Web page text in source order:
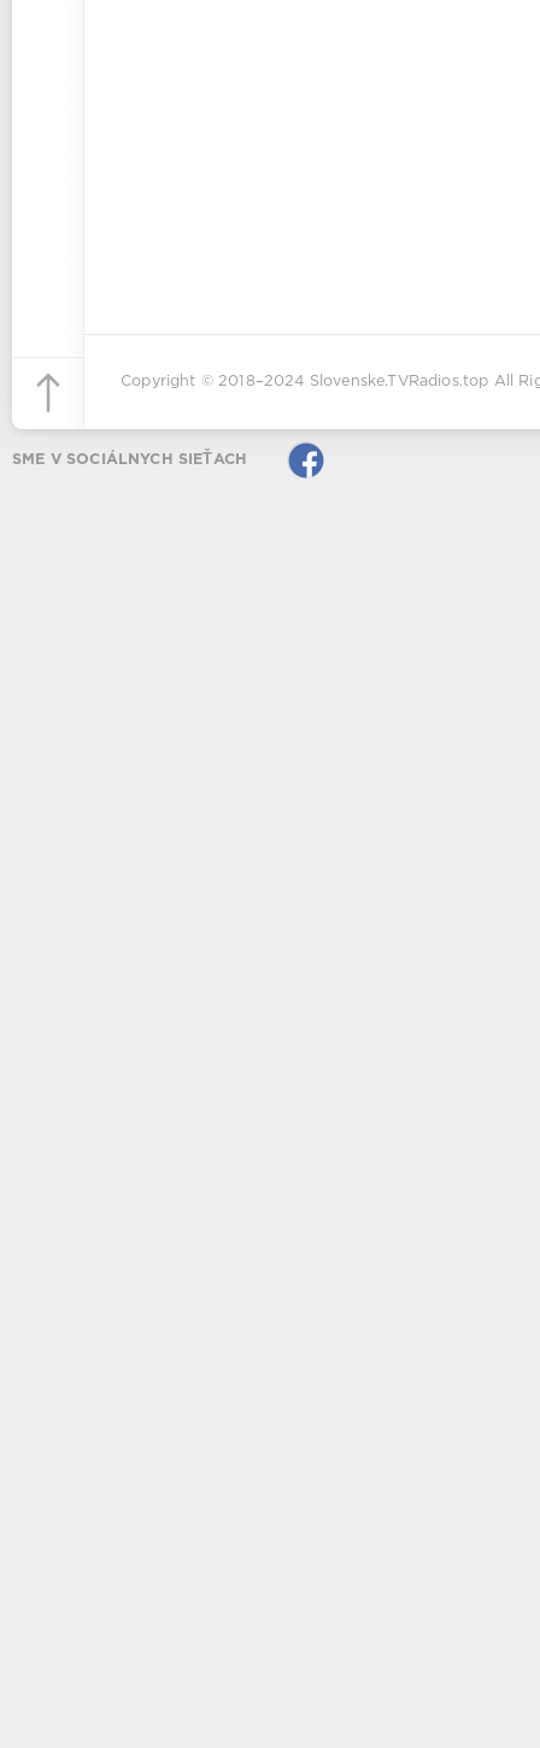
Copyright © 2018–2024 Slovenske.TVRadios.top All
SME V SOCIÁLNYCH SIEŤACH